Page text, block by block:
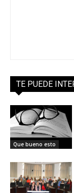
TE PUEDE
Que bueno esto